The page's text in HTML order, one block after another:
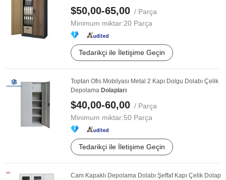
$50,00-65,00 / Parça
Minimum miktar:20 Parça
Tedarikçi ile İletişime Geçin
Toptan Ofis Mobilyası Metal 2 Kapı Dolgu Dolabı Çelik
Depolama Dolapları
$40,00-60,00 / Parça
Minimum miktar:50 Parça
Tedarikçi ile İletişime Geçin
Cam Kapaklı Depolama Dolabı Şeffaf Kapı Çelik Dolap